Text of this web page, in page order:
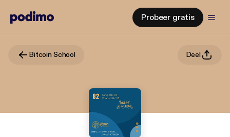
Probeer gratis
Bitcoin School Deel